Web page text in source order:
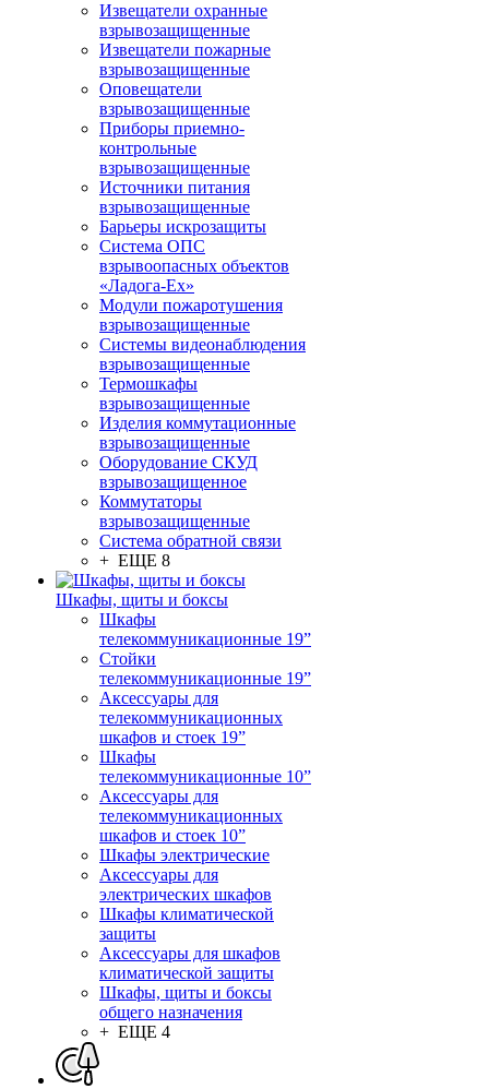
Извещатели охранные
взрывозащищенные
Извещатели пожарные
взрывозащищенные
Оповещатели
взрывозащищенные
Приборы приемно-
контрольные
взрывозащищенные
Источники питания
взрывозащищенные
Барьеры искрозащиты
Система ОПС
взрывоопасных объектов
«Ладога-Ex»
Модули пожаротушения
взрывозащищенные
Системы видеонаблюдения
взрывозащищенные
Термошкафы
взрывозащищенные
Изделия коммутационные
взрывозащищенные
Оборудование СКУД
взрывозащищенное
Коммутаторы
взрывозащищенные
Система обратной связи
+ ЕЩЕ 8
Шкафы, щиты и боксы
Шкафы
телекоммуникационные 19”
Стойки
телекоммуникационные 19”
Аксессуары для
телекоммуникационных
шкафов и стоек 19”
Шкафы
телекоммуникационные 10”
Аксессуары для
телекоммуникационных
шкафов и стоек 10”
Шкафы электрические
Аксессуары для
электрических шкафов
Шкафы климатической
защиты
Аксессуары для шкафов
климатической защиты
Шкафы, щиты и боксы
общего назначения
+ ЕЩЕ 4